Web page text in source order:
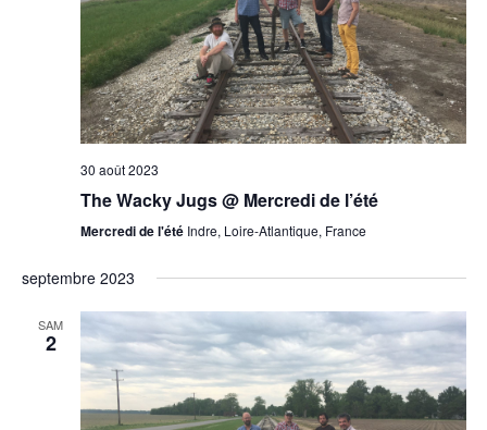
30 août 2023
The Wacky Jugs @ Mercredi de l’été
Mercredi de l'été Indre, Loire-Atlantique, France
septembre 2023
SAM
2